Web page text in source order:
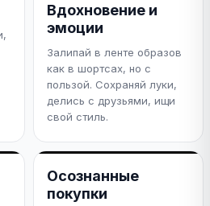
Вдохновение и
эмоции
Залипай в ленте образов
как в шортсах, но с
пользой. Сохраняй луки,
делись с друзьями, ищи
свой стиль.
Осознанные
покупки